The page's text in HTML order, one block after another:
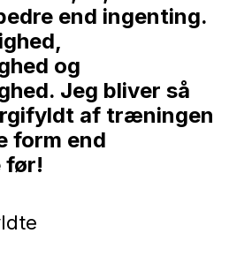
end ingenting.
og
Jeg bliver så
af træningen
form end
før!